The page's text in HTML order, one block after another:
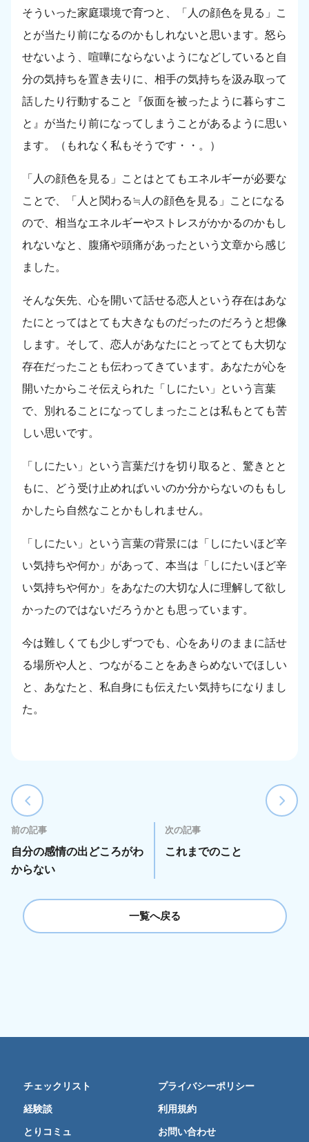
そういった家庭環境で育つと、「人の顔色を見る」こ
とが当たり前になるのかもしれないと思います。怒ら
せないよう、喧嘩にならないようになどしていると自
分の気持ちを置き去りに、相手の気持ちを汲み取って
話したり行動すること『仮面を被ったように暮らすこ
と』が当たり前になってしまうことがあるように思い
ます。（もれなく私もそうです・・。）
「人の顔色を見る」ことはとてもエネルギーが必要な
ことで、「人と関わる≒人の顔色を見る」ことになる
ので、相当なエネルギーやストレスがかかるのかもし
れないなと、腹痛や頭痛があったという文章から感じ
ました。
そんな矢先、心を開いて話せる恋人という存在はあな
たにとってはとても大きなものだったのだろうと想像
します。そして、恋人があなたにとってとても大切な
存在だったことも伝わってきています。あなたが心を
開いたからこそ伝えられた「しにたい」という言葉
で、別れることになってしまったことは私もとても苦
しい思いです。
「しにたい」という言葉だけを切り取ると、驚きとと
もに、どう受け止めればいいのか分からないのももし
かしたら自然なことかもしれません。
「しにたい」という言葉の背景には「しにたいほど辛
い気持ちや何か」があって、本当は「しにたいほど辛
い気持ちや何か」をあなたの大切な人に理解して欲し
かったのではないだろうかとも思っています。
今は難しくても少しずつでも、心をありのままに話せ
る場所や人と、つながることをあきらめないでほしい
と、あなたと、私自身にも伝えたい気持ちになりまし
た。
前の記事
自分の感情の出どころがわ
からない
次の記事
これまでのこと
一覧へ戻る
チェックリスト
経験談
とりコミュ
プライバシーポリシー
利用規約
お問い合わせ